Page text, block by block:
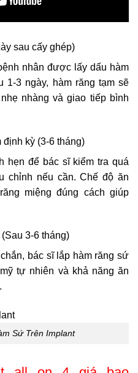
sau cấy ghép)
nhân được lấy dấu hàm
1-3 ngày, hàm răng tạm sẽ
nhàng và giao tiếp bình
kỳ (3-6 tháng)
hẹn để bác sĩ kiểm tra quá
chỉnh nếu cần. Chế độ ăn
miệng đúng cách giúp
3-6 tháng)
bác sĩ lắp hàm răng sứ
tự nhiên và khả năng ăn
Sứ Trên Implant